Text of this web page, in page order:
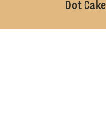
Dot Cake